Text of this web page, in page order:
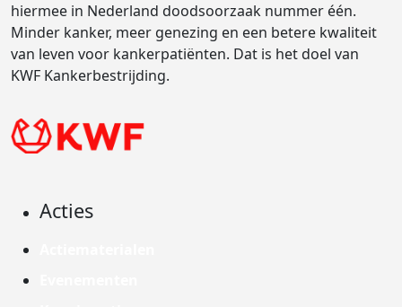
hiermee in Nederland doodsoorzaak nummer één.
Minder kanker, meer genezing en een betere kwaliteit
van leven voor kankerpatiënten. Dat is het doel van
KWF Kankerbestrijding.
Acties